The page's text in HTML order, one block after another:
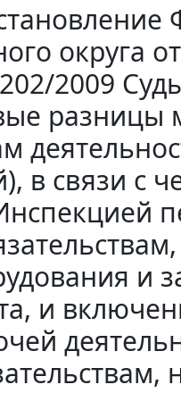
округа
2009
разницы
в связи с
и
и